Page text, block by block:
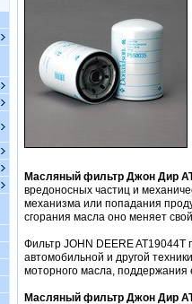
Масляный фильтр Джон Дир
вредоносных частиц и
механизма или попадания
сгорания масла оно меняет
Фильтр JOHN DEERE
автомобильной и другой
моторного масла, поддержания
Масляный фильтр Джон Дир